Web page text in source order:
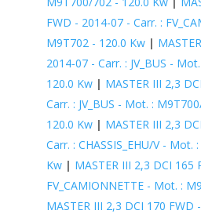
FWD - 2014-07 - Carr. :
M9T702 - 120.0 Kw|
2014-07 - Carr. : JV_BUS -
120.0 Kw| MASTER III 2,3
Carr. : JV_BUS - Mot. :
120.0 Kw| MASTER III 2,3
Carr. : CHASSIS_EHU/V -
Kw| MASTER III 2,3 DCI 165
FV_CAMIONNETTE - Mot. :
MASTER III 2,3 DCI 170 FWD